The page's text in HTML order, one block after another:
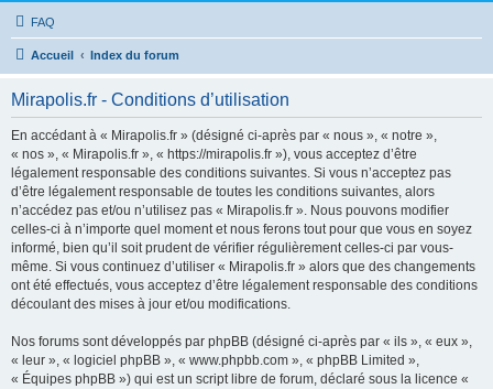
FAQ
Accueil Index du forum
Mirapolis.fr - Conditions d’utilisation
En accédant à « Mirapolis.fr » (désigné ci-après par « nous », « notre »,
« nos », « Mirapolis.fr », « https://mirapolis.fr »), vous acceptez d’être
légalement responsable des conditions suivantes. Si vous n’acceptez pas
d’être légalement responsable de toutes les conditions suivantes, alors
n’accédez pas et/ou n’utilisez pas « Mirapolis.fr ». Nous pouvons modifier
celles-ci à n’importe quel moment et nous ferons tout pour que vous en soyez
informé, bien qu’il soit prudent de vérifier régulièrement celles-ci par vous-
même. Si vous continuez d’utiliser « Mirapolis.fr » alors que des changements
ont été effectués, vous acceptez d’être légalement responsable des conditions
découlant des mises à jour et/ou modifications.
Nos forums sont développés par phpBB (désigné ci-après par « ils », « eux »,
« leur », « logiciel phpBB », « www.phpbb.com », « phpBB Limited »,
« Équipes phpBB ») qui est un script libre de forum, déclaré sous la licence «